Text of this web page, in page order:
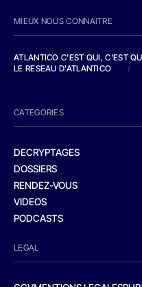
MIEUX NOUS CONNAITRE
ATLANTICO C'EST QUI, C'EST
LE RESEAU D'ATLANTICO
/
CATEGORIES
DECRYPTAGES
DOSSIERS
RENDEZ-VOUS
VIDEOS
PODCASTS
LEGAL